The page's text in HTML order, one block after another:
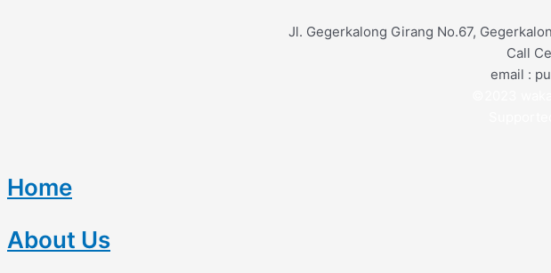
Jl. Gegerkalong Girang No.67,
Call
email :
Home
About Us